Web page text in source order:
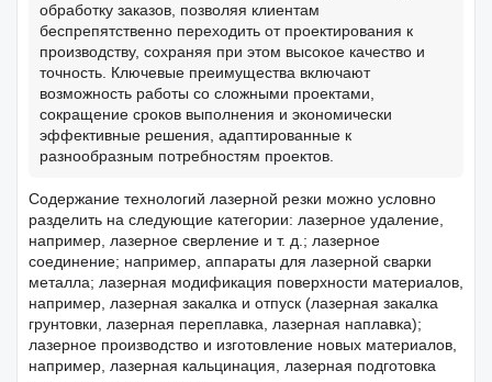
обработку заказов, позволяя клиентам
беспрепятственно переходить от проектирования к
производству, сохраняя при этом высокое качество и
точность. Ключевые преимущества включают
возможность работы со сложными проектами,
сокращение сроков выполнения и экономически
эффективные решения, адаптированные к
разнообразным потребностям проектов.
Содержание технологий лазерной резки можно условно
разделить на следующие категории: лазерное удаление,
например, лазерное сверление и т. д.; лазерное
соединение; например, аппараты для лазерной сварки
металла; лазерная модификация поверхности материалов,
например, лазерная закалка и отпуск (лазерная закалка
грунтовки, лазерная переплавка, лазерная наплавка);
лазерное производство и изготовление новых материалов,
например, лазерная кальцинация, лазерная подготовка